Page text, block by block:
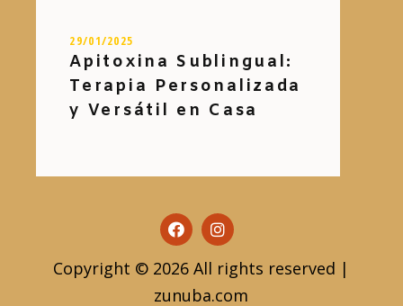
29/01/2025
Apitoxina Sublingual:
Terapia Personalizada
y Versátil en Casa
Copyright © 2026 All rights reserved |
zunuba.com